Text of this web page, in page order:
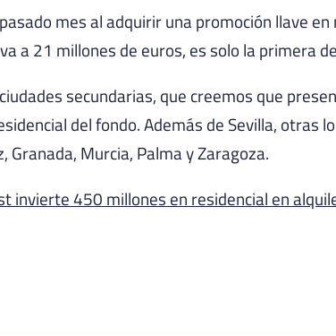
mes al adquirir una promoción llave
a 21 millones de euros, es solo la primera
secundarias, que creemos que
del fondo. Además de Sevilla, otras
Granada, Murcia, Palma y Zaragoza.
invierte 450 millones en residencial en